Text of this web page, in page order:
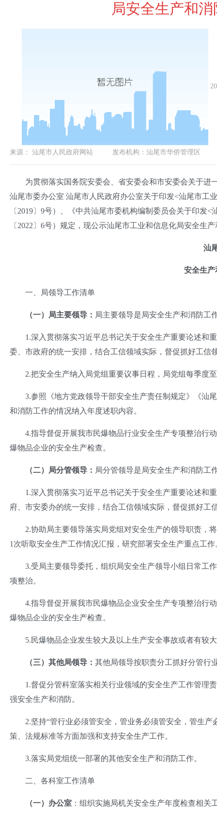
局安全生产和
来源： 汕尾市人民政府网站 发布机构： 汕尾市华侨管理区
为贯彻落实国务院安委会、省安委会和市安委会关于进
汕尾市委办公室 汕尾市人民政府办公室关于印发<汕尾市工
〔2019〕9号）、《中共汕尾市委机构编制委员会关于印发
〔2022〕6号）规定，现公示汕尾市工业和信息化局安全生
汕
安全生产
一、局领导工作清单
（一） 局主要领导： 局主要领导是局安全生产和消防工
1.深入贯彻落实习近平总书记关于安全生产重要论述和重
委、市政府的统一安排，结合工信领域实际，督促抓好工
2.把安全生产纳入局党组重要议事日程，局党组每季度
3.参照《地方党政领导干部安全生产责任制规定》《汕尾
和消防工作的情况纳入年度述职内容。
4.指导督促开展我市民爆物品行业安全生产专项整治行动
爆物品企业的安全生产检查。
（二） 局分管领导： 局分管领导是局安全生产和消防工
1.深入贯彻落实习近平总书记关于安全生产重要论述和
府、市安委办的统一安排，结合工信领域实际，督促抓好
2.协助局主要领导落实局党组对安全生产的领导职责，将
1次听取安全生产工作情况汇报，研究部署安全生产重点工作
3.受局主要领导委托，组织局安全生产领导小组日常工作
项整治。
4.指导督促开展我市民爆物品企业安全生产专项整治行动
爆物品企业的安全生产检查。
5.民爆物品企业发生较大及以上生产安全事故或者有较
（三）其他局领导： 其他局领导按职责分工抓好分管行
1.督促分管科室落实相关行业领域的安全生产工作管理责
强安全生产和消防。
2.坚持“管行业必须管安全，管业务必须管安全，管生产
策、法规标准等方面加强和支持安全生产工作。
3.落实局党组统一部署的其他安全生产和消防工作。
二、各科室工作清单
（一）办公室 ：组织实施局机关安全生产年度检查相